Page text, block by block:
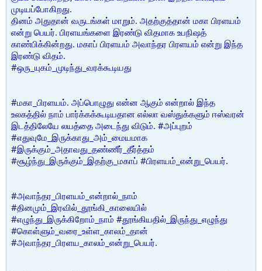
முடியப்போகிறது.
தினம் அதுதான் வருடங்கள் மாறும். அதற்குத்தான் மகா பிரளயம்
என்று பெயர். பிரளயங்களை இரண்டு விதமாக உபநிஷத்
காண்பிக்கின்றது. மகாப் பிரளயம் அவாந்தர பிரளயம் என்று இந்த
இரண்டு விதம்.
#ஒரு_யுகம்_முடிந்து_வரக்கூடியது
#மகா_பிரளயம். அப்பொழுது என்ன ஆகும் என்றால் இந்த
உலகத்தில் நாம் பார்க்கக்கூடியதான எல்லா வஸ்துக்களும் ஈஸ்வரன்
இடத்திலேயே லயத்தை அடைந்து விடும். #அப்புறம்
#எதுவுமே_இருக்காது_அம்_மையமாக
#இருக்கும்_அதாவது_தண்ணீர்_தீர்த்தம்
#சூழ்ந்து_இருக்கும்_இதற்கு_மகாப் #பிரளயம்_என்று_பெயர்.
#அவாந்தர_பிரளயம்_என்றால்_நாம்
#தினமும்_இரவில்_தூங்கி_காலையில்
#எழுந்து_இருக்கிறோம்_நாம் #தூங்கியதில்_இருந்து_எழுந்து
#கொள்ளும்_வரை_உள்ள_காலம்_தான்
#அவாந்தர_பிரளய_காலம்_என்று_பெயர்.